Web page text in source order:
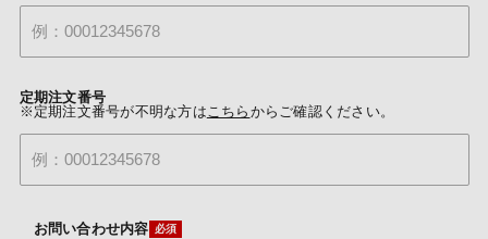
定期注文番号
※定期注文番号が不明な方は こちら からご確認ください。
お問い合わせ内容